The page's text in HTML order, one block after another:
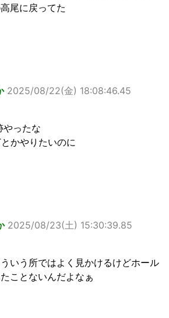
尾に戻ってた
2025/08/22(金) 18:08:46.45
やったな
かやりたいのに
2025/08/23(土) 15:30:39.85
いう所ではよく見かけるけどホール
ことないんだよなぁ